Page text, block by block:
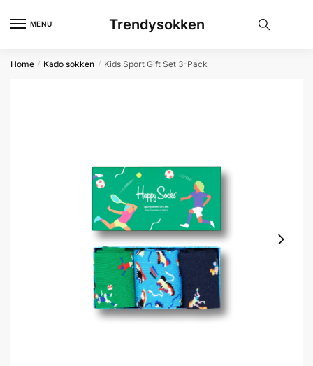
MENU Trendysokken
Home / Kado sokken / Kids Sport Gift Set 3-Pack